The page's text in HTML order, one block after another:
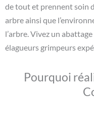
de tout et prennent soin
arbre ainsi que
l’arbre. Vivez un
élagueurs grimpeurs
Pourquoi